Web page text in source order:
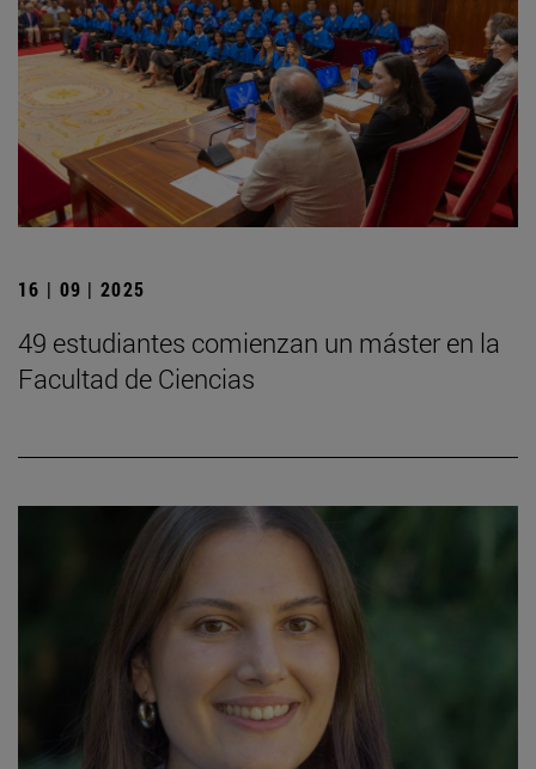
16 | 09 | 2025
49 estudiantes comienzan un máster en la
Facultad de Ciencias